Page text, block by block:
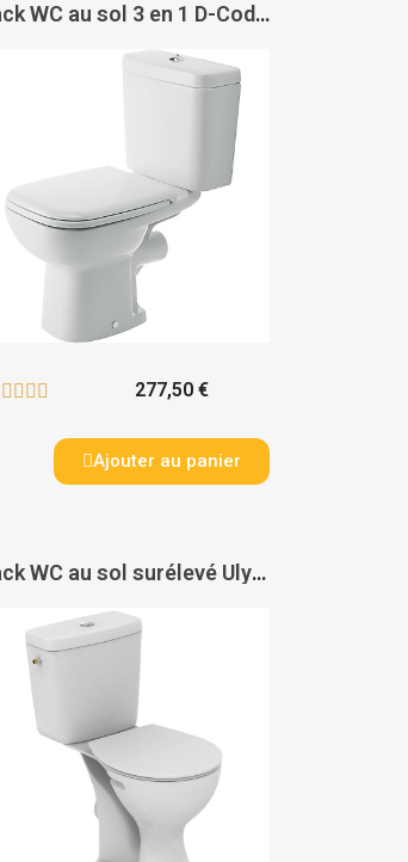
Pack WC au sol 3 en 1 D-Code - DURAVIT
    277,50 €
Ajouter au panier
Pack WC au sol surélevé Ulysse SH - PORCHER